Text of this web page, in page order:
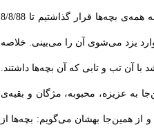
حتی از بابای مدرسه هم عکس می‌گرفتیم تا برای یادگاری نگه داریم. خلاصه همه‌ی بچه‌ها قرار گذاشتیم تا 8/8/88
وارد یزد می‌شوی آن را می‌بینی. خلاصه
با آن تب و تابی که آن بچه‌ها داشتند.
به عزیزه، محبوبه، مژگان و بقیه‌ی
از همین‌جا بهشان می‌گویم: بچه‌ها از